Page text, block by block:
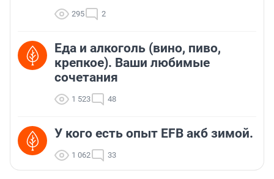
295 2
Еда и алкоголь (вино, пиво,
крепкое). Ваши любимые
сочетания
1 523 48
У кого есть опыт EFB акб зимой.
1 062 33